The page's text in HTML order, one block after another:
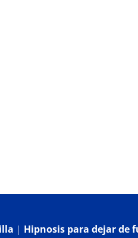
| Hipnosis para dejar de